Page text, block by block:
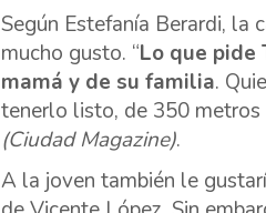
Según Estefanía Berardi, la
mucho gusto. “Lo que pide
mamá y de su familia.
tenerlo listo, de 350 metros
(Ciudad Magazine).
A la joven también le